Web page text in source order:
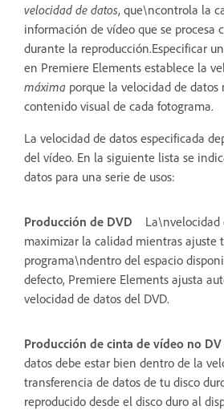
velocidad de datos, que\ncontrola la
información de vídeo que se procesa
durante la reproducción.Especificar
en Premiere Elements establece la
máxima porque la velocidad de datos
contenido visual de cada fotograma.
La velocidad de datos especificada
del vídeo. En la siguiente lista se
datos para una serie de usos:
Producción de DVD
La\nvelocidad
maximizar la calidad mientras ajuste
programa\ndentro del espacio
defecto, Premiere Elements ajusta
velocidad de datos del DVD.
Producción de cinta de vídeo no DV
datos debe estar bien dentro de la
transferencia de datos de tu disco
reproducido desde el disco duro al